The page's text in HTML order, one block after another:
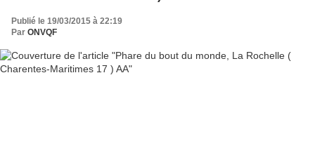
Publié le 19/03/2015 à 22:19
Par ONVQF